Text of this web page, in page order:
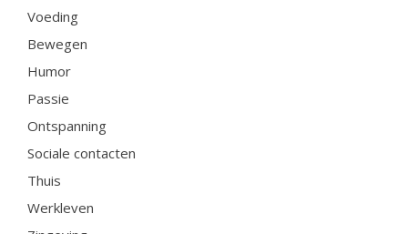
Voeding
Bewegen
Humor
Passie
Ontspanning
Sociale contacten
Thuis
Werkleven